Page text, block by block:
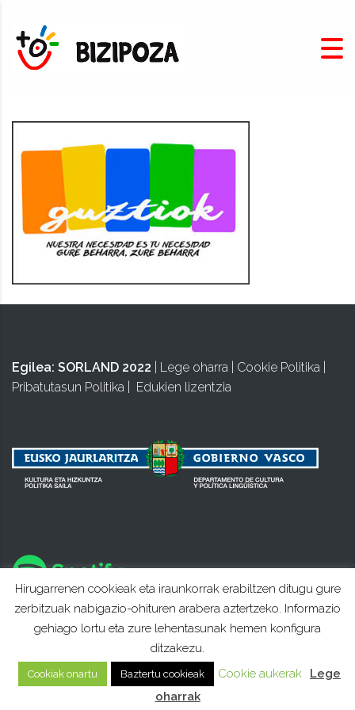
Egilea: SORLAND 2022 Lege oharra Cookie Politika
Pribatutasun Politika
Edukien lizentzia
Hirugarrenen cookieak eta iraunkorrak erabiltzen ditugu gure
zerbitzuak nabigazio-ohituren arabera aztertzeko. Informazio
gehiago lortu eta zure lehentasunak hemen konfigura
ditzakezu.
Cookiak onartu Baztertu cookieak Cookie aukerak
Lege
oharrak